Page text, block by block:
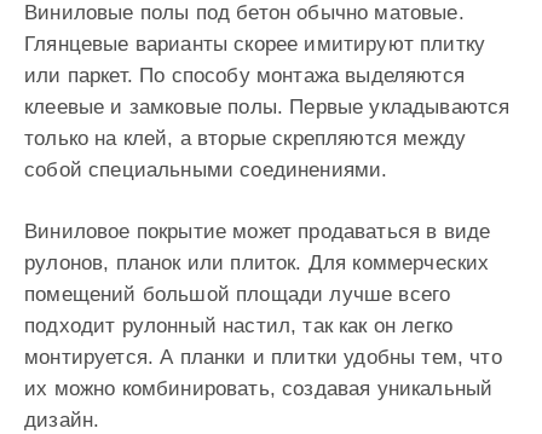
Виниловые полы под бетон обычно матовые.
Глянцевые варианты скорее имитируют плитку
или паркет. По способу монтажа выделяются
клеевые и замковые полы. Первые укладываются
только на клей, а вторые скрепляются между
собой специальными соединениями.
Виниловое покрытие может продаваться в виде
рулонов, планок или плиток. Для коммерческих
помещений большой площади лучше всего
подходит рулонный настил, так как он легко
монтируется. А планки и плитки удобны тем, что
их можно комбинировать, создавая уникальный
дизайн.